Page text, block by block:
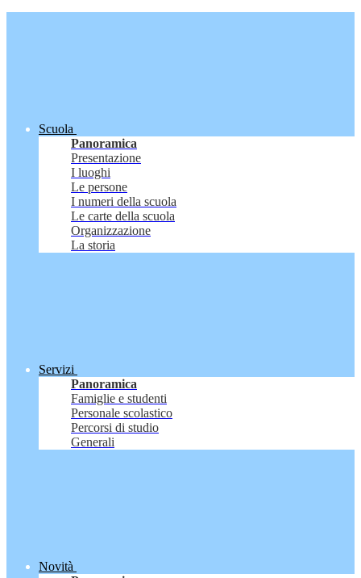
Scuola
Panoramica
Presentazione
I luoghi
Le persone
I numeri della scuola
Le carte della scuola
Organizzazione
La storia
Servizi
Panoramica
Famiglie e studenti
Personale scolastico
Percorsi di studio
Generali
Novità